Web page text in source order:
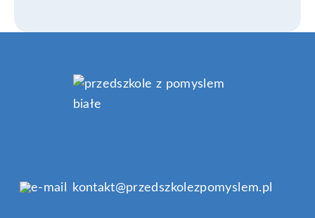
kontakt@przedszkolezpomyslem.pl